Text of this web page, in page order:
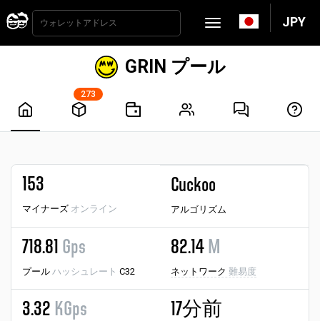
JPY
GRIN プール
273
153
マイナーズ オンライン
Cuckoo
アルゴリズム
718.81 Gps
プール ハッシュレート C32
82.14 M
ネットワーク 難易度
3.32 KGps 17分前